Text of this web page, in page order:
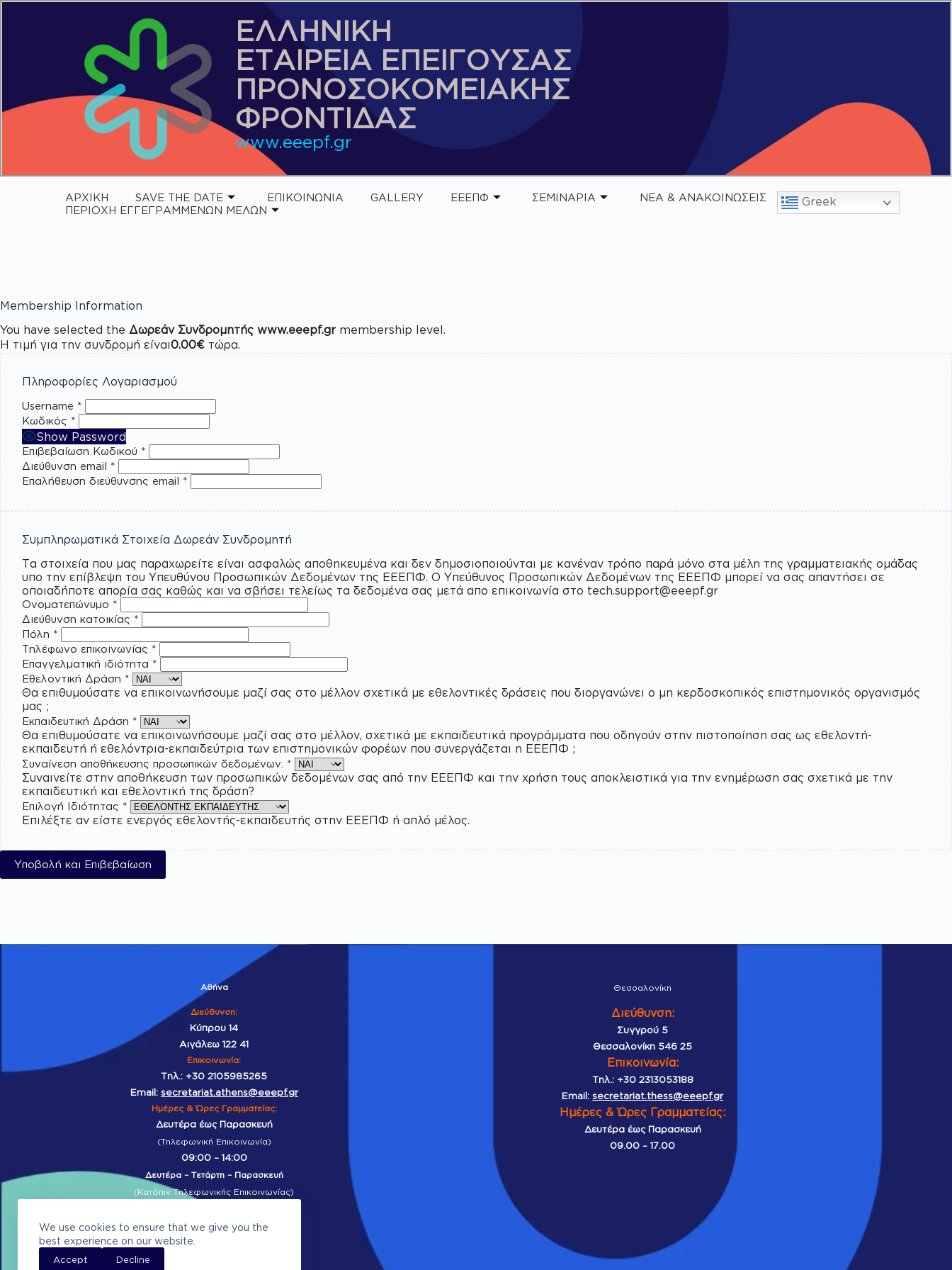
We use cookies to ensure that we give you the
best experience on our website.
Accept Decline
ΕΛΛΗΝΙΚΗ
ΕΤΑΙΡΕΙΑ ΕΠΕΙΓΟΥΣΑΣ
ΠΡΟΝΟΣΟΚΟΜΕΙΑΚΗΣ
ΦΡΟΝΤΙΔΑΣ
www.eeepf.gr
ΑΡΧΙΚΗ SAVE THE DATE ΕΠΙΚΟΙΝΩΝΙΑ GALLERY ΕΕΕΠΦ ΣΕΜΙΝΑΡΙΑ
ΝΕΑ & ΑΝΑΚΟΙΝΩΣΕΙΣ
ΠΕΡΙΟΧΗ ΕΓΓΕΓΡΑΜΜΕΝΩΝ ΜΕΛΩΝ
Greek
Membership Information
You have selected the Δωρεάν Συνδρομητής www.eeepf.gr membership level.
Η τιμή για την συνδρομή είναι0.00€ τώρα.
Πληροφορίες Λογαριασμού
Username *
Κωδικός *
Show Password
Επιβεβαίωση Κωδικού *
Διεύθυνση email *
Επαλήθευση διεύθυνσης email *
Συμπληρωματικά Στοιχεία Δωρεάν Συνδρομητή
Τα στοιχεία που μας παραχωρείτε είναι ασφαλώς αποθηκευμένα και δεν δημοσιοποιούνται με κανέναν τρόπο παρά μόνο στα μέλη της γραμματειακής ομάδας
υπο την επίβλεψη του Υπευθύνου Προσωπικών Δεδομένων της ΕΕΕΠΦ. Ο Υπεύθυνος Προσωπικών Δεδομένων της ΕΕΕΠΦ μπορεί να σας απαντήσει σε
οποιαδήποτε απορία σας καθώς και να σβήσει τελείως τα δεδομένα σας μετά απο επικοινωνία στο tech.support@eeepf.gr
Ονοματεπώνυμο *
Διεύθυνση κατοικίας *
Πόλη *
Τηλέφωνο επικοινωνίας *
Επαγγελματική ιδιότητα *
Εθελοντική Δράση *
Θα επιθυμούσατε να επικοινωνήσουμε μαζί σας στο μέλλον σχετικά με εθελοντικές δράσεις που διοργανώνει ο μη κερδοσκοπικός επιστημονικός οργανισμός
μας ;
Εκπαιδευτική Δράση *
Θα επιθυμούσατε να επικοινωνήσουμε μαζί σας στο μέλλον, σχετικά με εκπαιδευτικά προγράμματα που οδηγούν στην πιστοποίηση σας ως εθελοντή-
εκπαιδευτή ή εθελόντρια-εκπαιδεύτρια των επιστημονικών φορέων που συνεργάζεται η ΕΕΕΠΦ ;
Συναίνεση αποθήκευσης προσωπικών δεδομένων. *
Συναινείτε στην αποθήκευση των προσωπικών δεδομένων σας από την ΕΕΕΠΦ και την χρήση τους αποκλειστικά για την ενημέρωση σας σχετικά με την
εκπαιδευτική και εθελοντική της δράση?
Επιλογή Ιδιότητας *
Επιλέξτε αν είστε ενεργός εθελοντής-εκπαιδευτής στην ΕΕΕΠΦ ή απλό μέλος.
Αθήνα
Διεύθυνση:
Κύπρου 14
Αιγάλεω 122 41
Επικοινωνία:
Τηλ.: +30 2105985265
Email: secretariat.athens@eeepf.gr
Ημέρες & Ώρες Γραμματείας:
Δευτέρα έως Παρασκευή
(Τηλεφωνική Επικοινωνία)
09:00 – 14:00
Δευτέρα – Τετάρτη – Παρασκευή
(Κατόπιν Τηλεφωνικής Επικοινωνίας)
Θεσσαλονίκη
Διεύθυνση:
Συγγρού 5
Θεσσαλονίκη 546 25
Επικοινωνία:
Τηλ.: +30 2313053188
Email:secretariat.thess@eeepf.gr
Ημέρες & Ώρες Γραμματείας:
Δευτέρα έως Παρασκευή
09.00 – 17.00